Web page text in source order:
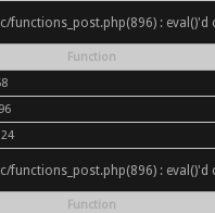
: eval()'d
Function
: eval()'d
Function